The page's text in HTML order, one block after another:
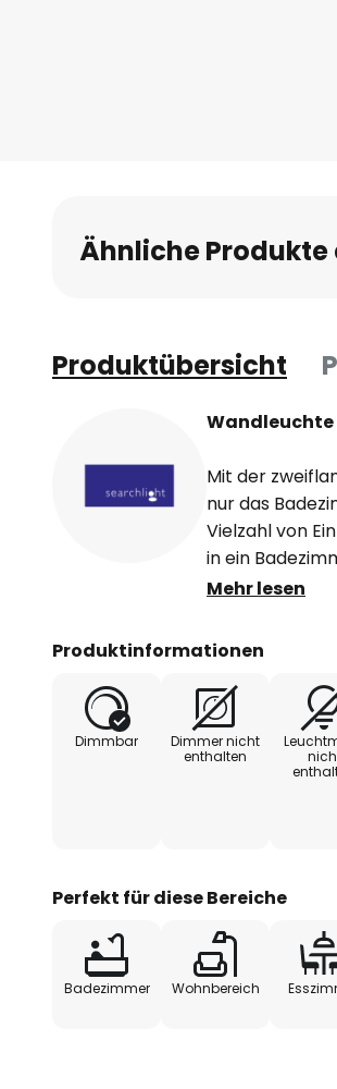
Ähnliche
Produktübersicht
Wandleuchte
Mit der
nur das
Vielzahl von
in ein
sowohl
Fassungen in
Mehr lesen
Produktinformationen
Dimmbar
Dimmer nicht
enthalten
Perfekt für diese Bereiche
Badezimmer Wohnbereich